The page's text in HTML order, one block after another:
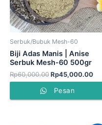
Serbuk/Bubuk Mesh-60
Biji Adas Manis | Anise
Serbuk Mesh-60 500gr
Rp60,000.00Rp45,000.00
Pesan